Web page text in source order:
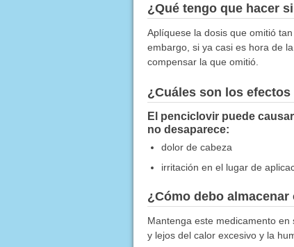
¿Qué tengo que hacer
Aplíquese la dosis que omitió
embargo, si ya casi es hora de
compensar la que omitió.
¿Cuáles son los
El penciclovir puede
no desaparece:
dolor de cabeza
irritación en el lugar de
¿Cómo debo
Mantenga este medicamento
y lejos del calor excesivo y la